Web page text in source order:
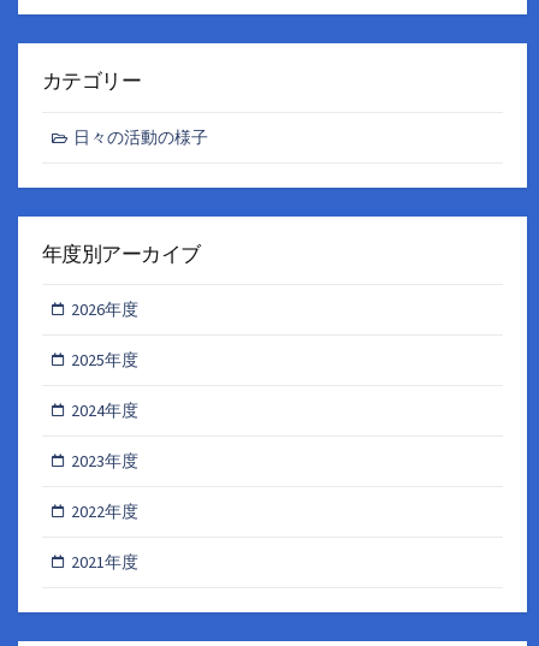
カテゴリー
日々の活動の様子
年度別アーカイブ
2026年度
2025年度
2024年度
2023年度
2022年度
2021年度